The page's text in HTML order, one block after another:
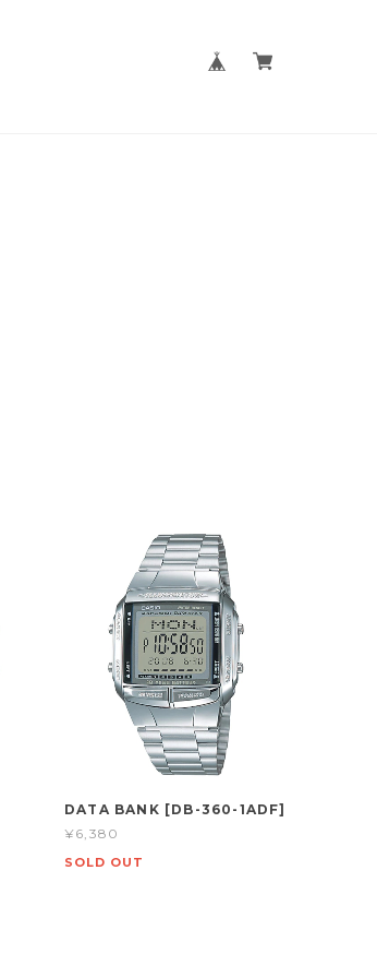
DATA BANK [DB-360-1ADF]
¥6,380
SOLD OUT